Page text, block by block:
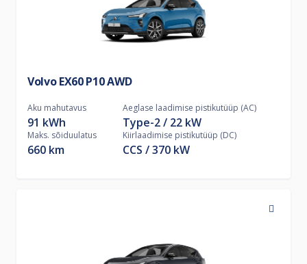
Volvo EX60 P10 AWD
Aku mahutavus
91 kWh
Maks. sõiduulatus
660 km
Aeglase laadimise pistikutüüp (AC)
Type-2 22 kW
Kiirlaadimise pistikutüüp (DC)
CCS 370 kW